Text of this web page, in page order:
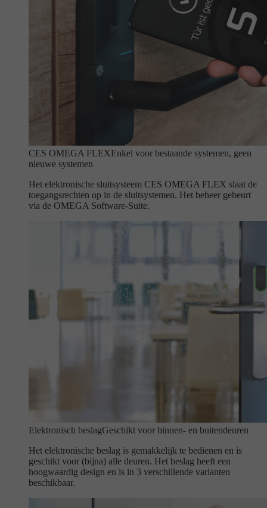
CES OMEGA FLEXEnkel voor bestaande systemen, geen
nieuwe systemen
Het elektronische sluitsysteem CES OMEGA FLEX slaat de
toegangsrechten op in de sluitsystemen. Het beheer gebeurt
via de OMEGA Software-Suite.
Elektronisch beslagGeschikt voor binnen- en buitendeuren
Het elektronische beslag is gemakkelijk te bedienen en is
geschikt voor (bijna) alle deuren. Het beslag heeft een
hoogwaardig design en is in 3 verschillende varianten
beschikbaar.